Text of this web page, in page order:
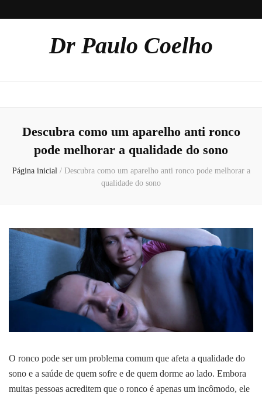
Dr Paulo Coelho
Descubra como um aparelho anti ronco
pode melhorar a qualidade do sono
Página inicial / Descubra como um aparelho anti ronco pode melhorar a
qualidade do sono
O ronco pode ser um problema comum que afeta a qualidade do
sono e a saúde de quem sofre e de quem dorme ao lado. Embora
muitas pessoas acreditem que o ronco é apenas um incômodo, ele